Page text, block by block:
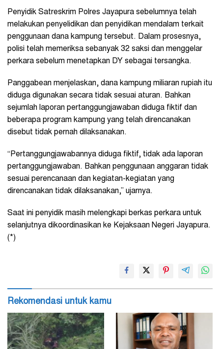
Penyidik Satreskrim Polres Jayapura sebelumnya telah
melakukan penyelidikan dan penyidikan mendalam terkait
penggunaan dana kampung tersebut. Dalam prosesnya,
polisi telah memeriksa sebanyak 32 saksi dan menggelar
perkara sebelum menetapkan DY sebagai tersangka.
Panggabean menjelaskan, dana kampung miliaran rupiah itu
diduga digunakan secara tidak sesuai aturan. Bahkan
sejumlah laporan pertanggungjawaban diduga fiktif dan
beberapa program kampung yang telah direncanakan
disebut tidak pernah dilaksanakan.
“Pertanggungjawabannya diduga fiktif, tidak ada laporan
pertanggungjawaban. Bahkan penggunaan anggaran tidak
sesuai perencanaan dan kegiatan-kegiatan yang
direncanakan tidak dilaksanakan,” ujarnya.
Saat ini penyidik masih melengkapi berkas perkara untuk
selanjutnya dikoordinasikan ke Kejaksaan Negeri Jayapura.
(*)
Rekomendasi untuk kamu